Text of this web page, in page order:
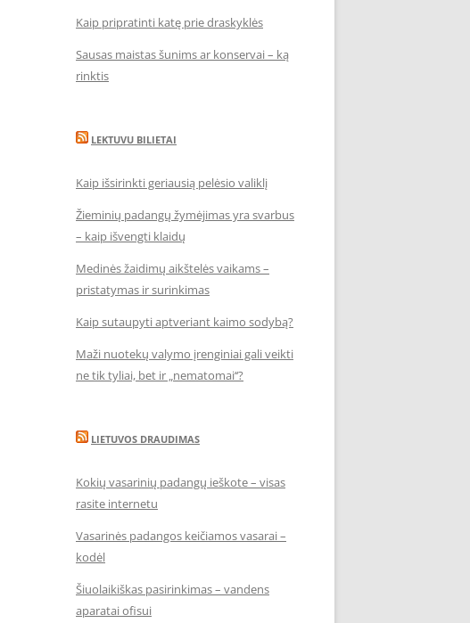
Kaip pripratinti katę prie draskyklės
Sausas maistas šunims ar konservai – ką
rinktis
LEKTUVU BILIETAI
Kaip išsirinkti geriausią pelėsio valiklį
Žieminių padangų žymėjimas yra svarbus
– kaip išvengti klaidų
Medinės žaidimų aikštelės vaikams –
pristatymas ir surinkimas
Kaip sutaupyti aptveriant kaimo sodybą?
Maži nuotekų valymo įrenginiai gali veikti
ne tik tyliai, bet ir „nematomai‘‘?
LIETUVOS DRAUDIMAS
Kokių vasarinių padangų ieškote – visas
rasite internetu
Vasarinės padangos keičiamos vasarai –
kodėl
Šiuolaikiškas pasirinkimas – vandens
aparatai ofisui